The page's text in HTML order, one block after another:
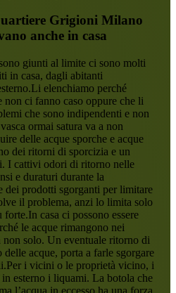
Grigioni Milano
anche in casa
giunti al limite ci sono molti
in casa, dagli abitanti
elenchiamo perché
non ci fanno caso oppure che li
che sono indipendenti e non
ormai satura va a non
delle acque sporche e acque
dei ritorni di sporcizia e un
I cattivi odori di ritorno nelle
e duraturi durante la
dei prodotti sgorganti per limitare
il problema, anzi lo limita solo
casa ci possono essere
le acque rimangono nei
solo. Un eventuale ritorno di
acque, porta a farle sgorgare
i vicini o le proprietà vicino, i
esterno i liquami. La botola che